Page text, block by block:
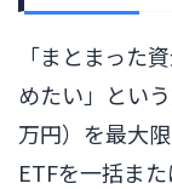
「まとまった
めたい」とい
万円）を最大
ETFを一括ま